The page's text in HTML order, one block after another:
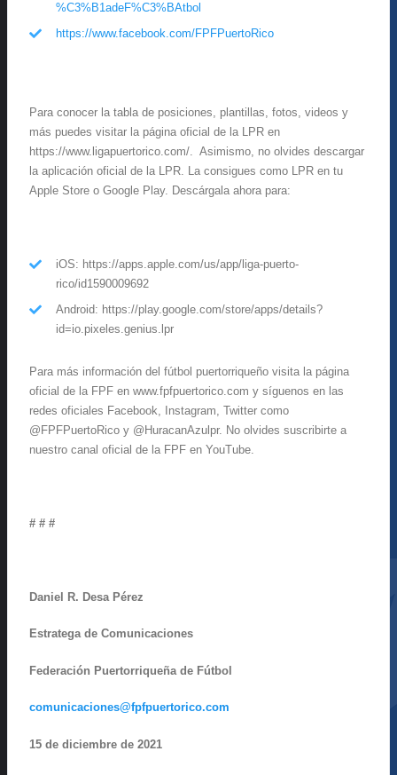
%C3%B1adeF%C3%BAtbol
https://www.facebook.com/FPFPuertoRico
Para conocer la tabla de posiciones, plantillas, fotos, videos y
más puedes visitar la página oficial de la LPR en
https://www.ligapuertorico.com/. Asimismo, no olvides descargar
la aplicación oficial de la LPR. La consigues como LPR en tu
Apple Store o Google Play. Descárgala ahora para:
iOS: https://apps.apple.com/us/app/liga-puerto-
rico/id1590009692
Android: https://play.google.com/store/apps/details?
id=io.pixeles.genius.lpr
Para más información del fútbol puertorriqueño visita la página
oficial de la FPF en www.fpfpuertorico.com y síguenos en las
redes oficiales Facebook, Instagram, Twitter como
@FPFPuertoRico y @HuracanAzulpr. No olvides suscribirte a
nuestro canal oficial de la FPF en YouTube.
# # #
Daniel R. Desa Pérez
Estratega de Comunicaciones
Federación Puertorriqueña de Fútbol
comunicaciones@fpfpuertorico.com
15 de diciembre de 2021